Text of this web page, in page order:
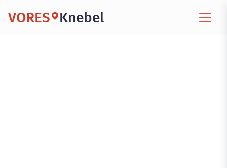
VORES Knebel